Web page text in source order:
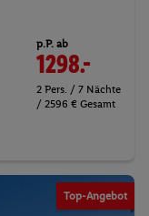
p.P. ab
1298.-
2 Pers. / 7 Nächte
/ 2596 € Gesamt
Top-Angebot